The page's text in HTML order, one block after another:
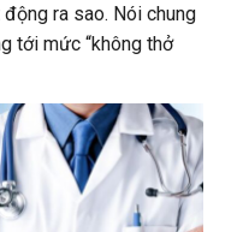
ra sao. Nói chung
tới mức “không thở